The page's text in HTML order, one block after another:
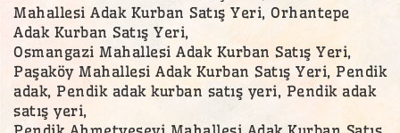
Mahallesi Adak Kurban Satış Yeri, Orhantepe
Adak Kurban Satış Yeri,
Osmangazi Mahallesi Adak Kurban Satış Yeri,
Paşaköy Mahallesi Adak Kurban Satış Yeri, Pendik
adak, Pendik adak kurban satış yeri, Pendik adak
satış yeri,